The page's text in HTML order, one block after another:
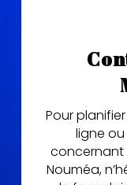
Pour
ligne
concernant
Nouméa,